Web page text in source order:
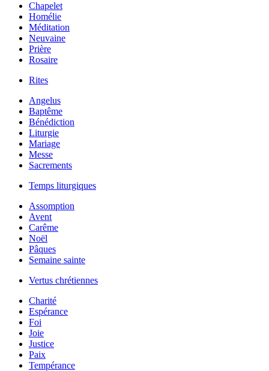
Chapelet
Homélie
Méditation
Neuvaine
Prière
Rosaire
Rites
Angelus
Baptême
Bénédiction
Liturgie
Mariage
Messe
Sacrements
Temps liturgiques
Assomption
Avent
Carême
Noël
Pâques
Semaine sainte
Vertus chrétiennes
Charité
Espérance
Foi
Joie
Justice
Paix
Tempérance